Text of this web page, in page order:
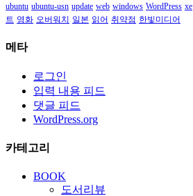
ubuntu ubuntu-usn update web windows WordPress xe
트 영화 오버워치 일본 읽어 취약점 한빛미디어
메타
로그인
입력 내용 피드
댓글 피드
WordPress.org
카테고리
BOOK
도서리뷰